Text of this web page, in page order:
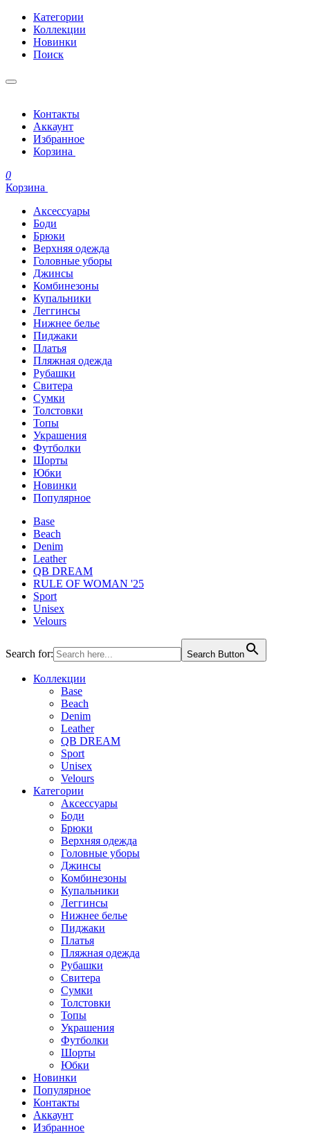
Категории
Коллекции
Новинки
Поиск
Контакты
Аккаунт
Избранное
Корзина
0
Корзина
Аксессуары
Боди
Брюки
Верхняя одежда
Головные уборы
Джинсы
Комбинезоны
Купальники
Леггинсы
Нижнее белье
Пиджаки
Платья
Пляжная одежда
Рубашки
Свитера
Сумки
Толстовки
Топы
Украшения
Футболки
Шорты
Юбки
Новинки
Популярное
Base
Beach
Denim
Leather
QB DREAM
RULE OF WOMAN '25
Sport
Unisex
Velours
Search for: Search Button
Коллекции
Base
Beach
Denim
Leather
QB DREAM
Sport
Unisex
Velours
Категории
Аксессуары
Боди
Брюки
Верхняя одежда
Головные уборы
Джинсы
Комбинезоны
Купальники
Леггинсы
Нижнее белье
Пиджаки
Платья
Пляжная одежда
Рубашки
Свитера
Сумки
Толстовки
Топы
Украшения
Футболки
Шорты
Юбки
Новинки
Популярное
Контакты
Аккаунт
Избранное